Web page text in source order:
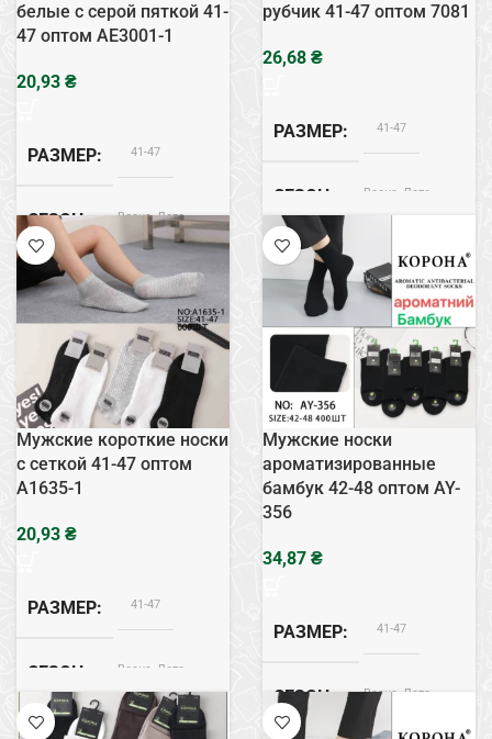
белые с серой пяткой 41-
47 оптом AE3001-1
₴
РАЗМЕР 41-47
СЕЗОН Весна, Лето
СОСТАВ Хлопок
рубчик 41-47 оптом 7081
₴
РАЗМЕР 41-47
СЕЗОН Весна, Лето
СОСТАВ Хлопок
Мужские короткие носки
с сеткой 41-47 оптом
A1635-1
₴
РАЗМЕР 41-47
СЕЗОН Весна, Лето
Хлопок
Мужские носки
ароматизированные
бамбук 42-48 оптом AY-
356
₴
РАЗМЕР 41-47
СЕЗОН Весна, Лето